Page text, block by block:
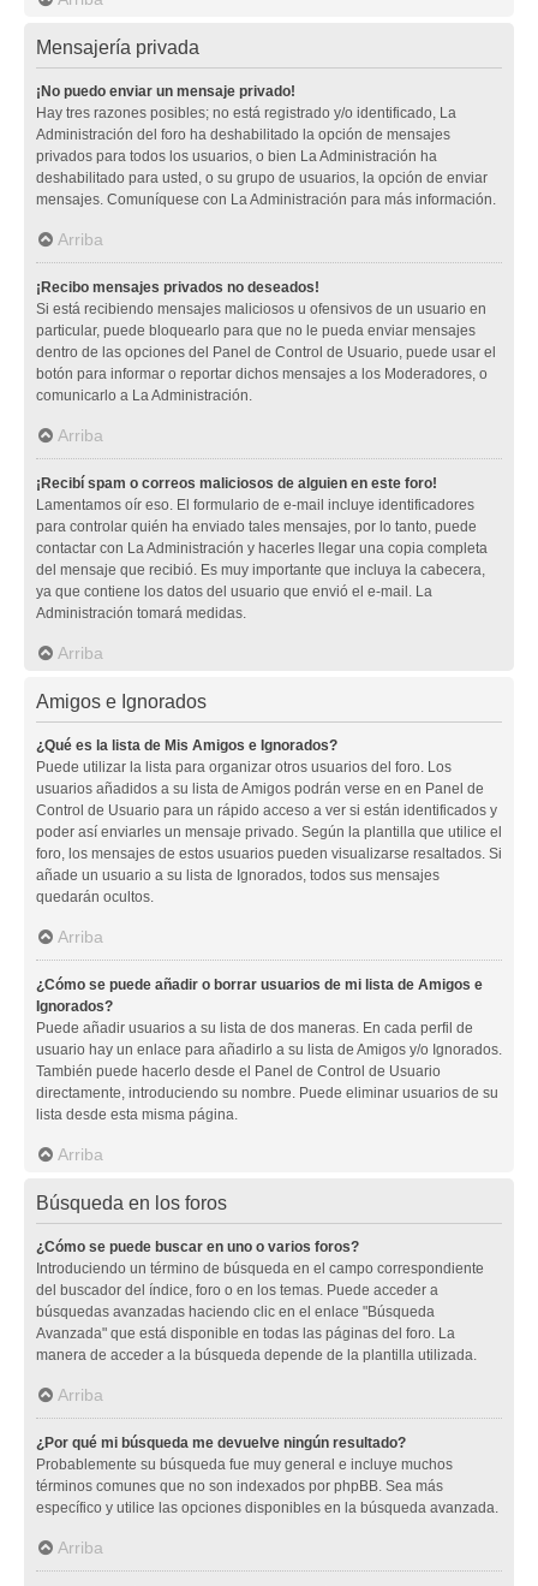
Mensajería privada
¡No puedo enviar un mensaje privado!
Hay tres razones posibles; no está registrado y/o identificado, La
Administración del foro ha deshabilitado la opción de mensajes
privados para todos los usuarios, o bien La Administración ha
deshabilitado para usted, o su grupo de usuarios, la opción de enviar
mensajes. Comuníquese con La Administración para más información.
Arriba
¡Recibo mensajes privados no deseados!
Si está recibiendo mensajes maliciosos u ofensivos de un usuario en
particular, puede bloquearlo para que no le pueda enviar mensajes
dentro de las opciones del Panel de Control de Usuario, puede usar el
botón para informar o reportar dichos mensajes a los Moderadores, o
comunicarlo a La Administración.
Arriba
¡Recibí spam o correos maliciosos de alguien en este foro!
Lamentamos oír eso. El formulario de e-mail incluye identificadores
para controlar quién ha enviado tales mensajes, por lo tanto, puede
contactar con La Administración y hacerles llegar una copia completa
del mensaje que recibió. Es muy importante que incluya la cabecera,
ya que contiene los datos del usuario que envió el e-mail. La
Administración tomará medidas.
Arriba
Amigos e Ignorados
¿Qué es la lista de Mis Amigos e Ignorados?
Puede utilizar la lista para organizar otros usuarios del foro. Los
usuarios añadidos a su lista de Amigos podrán verse en en Panel de
Control de Usuario para un rápido acceso a ver si están identificados y
poder así enviarles un mensaje privado. Según la plantilla que utilice el
foro, los mensajes de estos usuarios pueden visualizarse resaltados. Si
añade un usuario a su lista de Ignorados, todos sus mensajes
quedarán ocultos.
Arriba
¿Cómo se puede añadir o borrar usuarios de mi lista de Amigos e
Ignorados?
Puede añadir usuarios a su lista de dos maneras. En cada perfil de
usuario hay un enlace para añadirlo a su lista de Amigos y/o Ignorados.
También puede hacerlo desde el Panel de Control de Usuario
directamente, introduciendo su nombre. Puede eliminar usuarios de su
lista desde esta misma página.
Arriba
Búsqueda en los foros
¿Cómo se puede buscar en uno o varios foros?
Introduciendo un término de búsqueda en el campo correspondiente
del buscador del índice, foro o en los temas. Puede acceder a
búsquedas avanzadas haciendo clic en el enlace "Búsqueda
Avanzada" que está disponible en todas las páginas del foro. La
manera de acceder a la búsqueda depende de la plantilla utilizada.
Arriba
¿Por qué mi búsqueda me devuelve ningún resultado?
Probablemente su búsqueda fue muy general e incluye muchos
términos comunes que no son indexados por phpBB. Sea más
específico y utilice las opciones disponibles en la búsqueda avanzada.
Arriba